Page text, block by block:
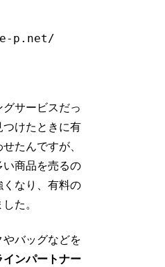
p.net/
サービスだっ
つけたときに有
たんですが、
い商品を売るの
くなり、有料の
た。
バッグなどを
インパートナー